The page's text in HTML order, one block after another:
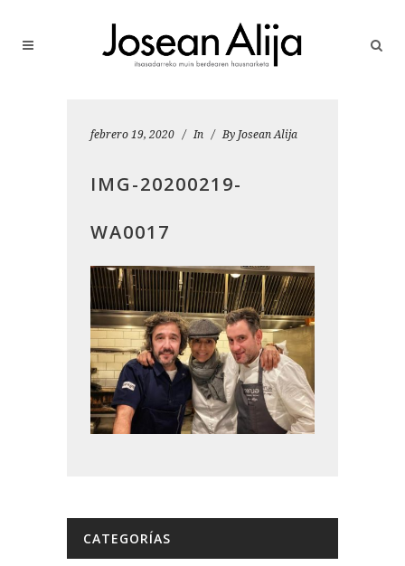
febrero 19, 2020 In By Josean Alija
IMG-20200219-
WA0017
CATEGORÍAS